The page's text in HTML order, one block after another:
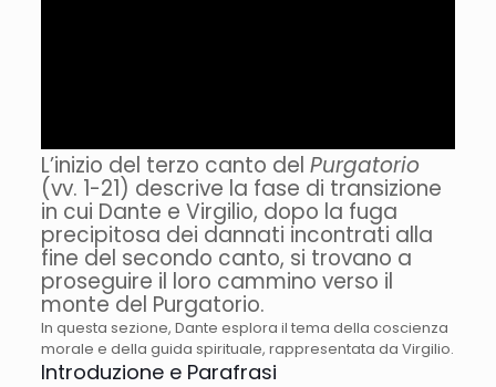
L’inizio del terzo canto del Purgatorio
(vv. 1-21) descrive la fase di transizione
in cui Dante e Virgilio, dopo la fuga
precipitosa dei dannati incontrati alla
fine del secondo canto, si trovano a
proseguire il loro cammino verso il
monte del Purgatorio.
In questa sezione, Dante esplora il tema della coscienza
morale e della guida spirituale, rappresentata da Virgilio.
Introduzione e Parafrasi